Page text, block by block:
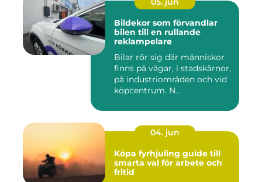
Bildekor som förvandlar
bilen till en rullande
reklampelare
Bilar rör sig där människor
finns på vägar, i stadskärnor,
på industriområden och vid
köpcentrum. N...
04. jun
Köpa fyrhjuling guide till
smarta val för arbete och
fritid